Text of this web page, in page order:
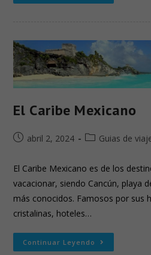
El Caribe Mexicano
abril 2, 2024 Guias de
El Caribe Mexicano es de los
vacacionar, siendo Cancún, playa
más conocidos. Famosos por sus
cristalinas, hoteles…
Continuar Leyendo